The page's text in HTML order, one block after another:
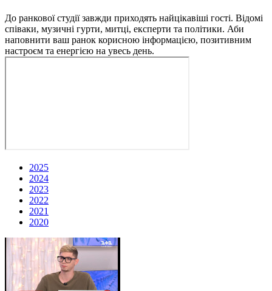
До ранкової студії завжди приходять найцікавіші гості. Відомі
співаки, музичні гурти, митці, експерти та політики. Аби
наповнити ваш ранок корисною інформацією, позитивним
настроєм та енергією на увесь день.
2025
2024
2023
2022
2021
2020